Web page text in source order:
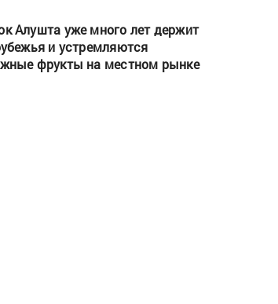
Алушта уже много лет держит
и устремляются
фрукты на местном рынке